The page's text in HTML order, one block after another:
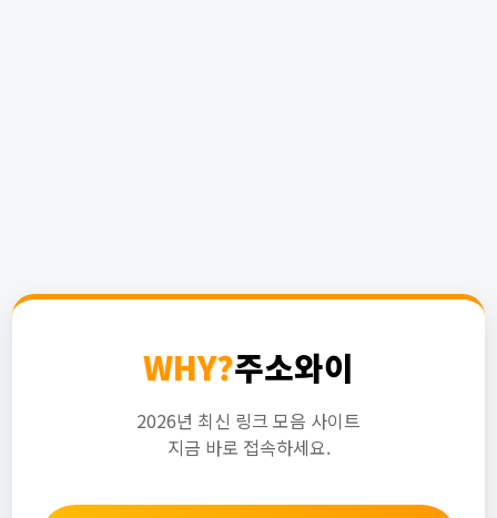
WHY?주소와이
2026년 최신 링크 모음 사이트
지금 바로 접속하세요.